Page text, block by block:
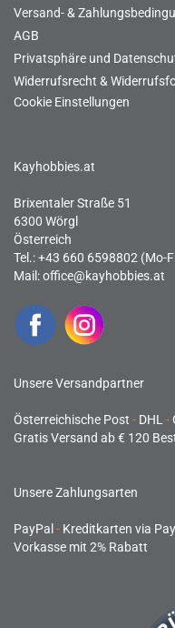
Versand- &
AGB
Privatsphäre und
Widerrufsrecht &
Cookie Einstellungen
Kayhobbies.at
Brixentaler Straße 51
6300 Wörgl
Österreich
Tel.: +43 660 6598802 (Mo-
Mail:office@kayhobbies.at
Unsere Versandpartner
Österreichische Post - DHL -
Gratis Versand ab € 120
Unsere Zahlungsarten
PayPal - Kreditkarten via
Vorkasse mit 2% Rabatt